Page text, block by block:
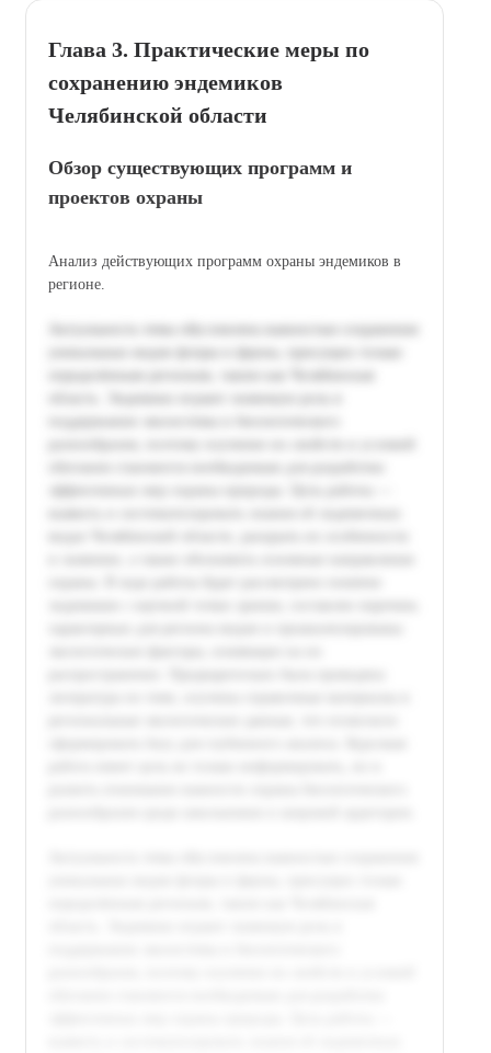
Глава 3. Практические меры по
сохранению эндемиков
Челябинской области
Обзор существующих программ и
проектов охраны
Анализ действующих программ охраны эндемиков в
регионе.